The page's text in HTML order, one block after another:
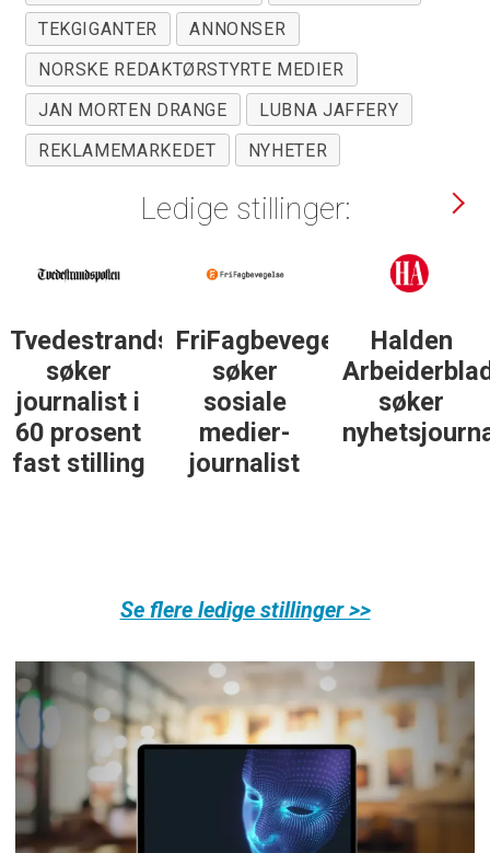
TEKGIGANTER
ANNONSER
NORSKE REDAKTØRSTYRTE MEDIER
JAN MORTEN DRANGE
LUBNA JAFFERY
REKLAMEMARKEDET
NYHETER
Ledige stillinger:
Halden
Arbeiderblad
søker
nyhetsjournalist
Støttegruppa
25. juni
søker
journalist
Journalist
med teft
for digitale
spor? Bli
Se flere ledige stillinger >>